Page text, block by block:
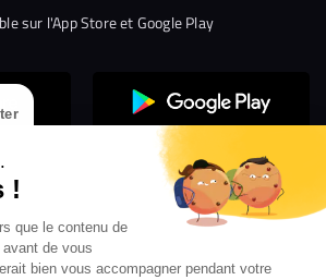
!
que le contenu de
de vous
bien vous accompagner pendant votre
sur l'App Store et Google Play
Gestion des cookies
d’utilisation
Mentions légales